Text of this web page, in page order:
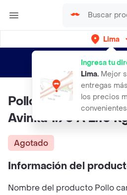
Lima
Ingresa tu
Lima. Mejor
entregas
los precios
envíos gratis por
Pollo Fresco Sin
Avinka 1.90 A 2.10
Agotado
Información del
Nombre del producto Pollo